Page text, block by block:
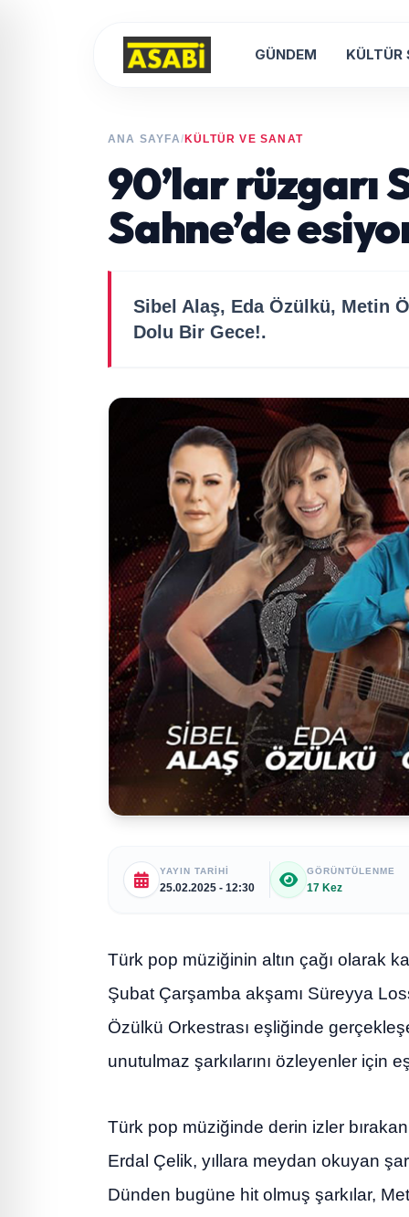
GÜNDEM KÜLTÜR
ANA SAYFA/ KÜLTÜR VE SANAT
90’lar rüzgarı
Sahne’de
Sibel Alaş, Eda Özülkü, Metin
Dolu Bir Gece!.
YAYIN TARIHI
25.02.2025 - 12:30
GÖRÜNTÜLENME
17 Kez
Türk pop müziğinin altın çağı olarak
Şubat Çarşamba akşamı Süreyya
Özülkü Orkestrası eşliğinde
unutulmaz şarkılarını özleyenler için
Türk pop müziğinde derin izler
Erdal Çelik, yıllara meydan okuyan
Dünden bugüne hit olmuş şarkılar,